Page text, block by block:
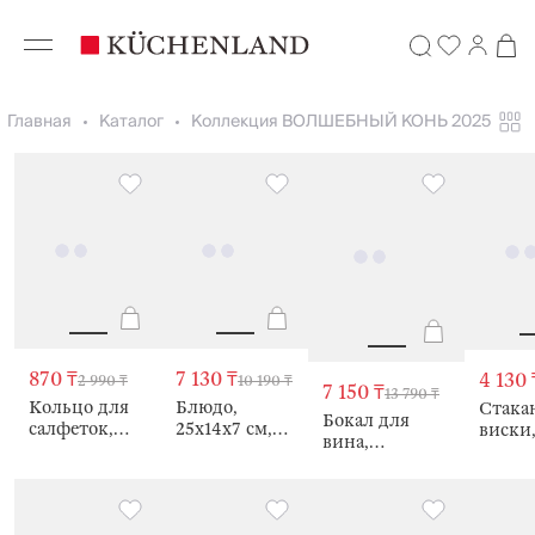
Главная Каталог Коллекция ВОЛШЕБНЫЙ КОНЬ 2025
870 ₸2 990 ₸
Кольцо для
салфеток,
7 130 ₸10 190 ₸
Блюдо,
25х14х7 см,
7 150 ₸13 790 ₸
Бокал для
вина,
Elegant horse
4 130